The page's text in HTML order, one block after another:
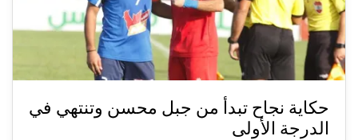
حكاية نجاح تبدأ من جبل محسن وتنتهي في
الدرجة الأولى